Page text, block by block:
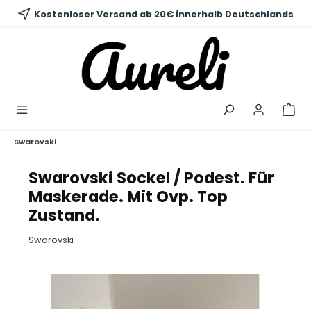
springen
Kostenloser Versand ab 20€ innerhalb Deutschlands
Swarovski
Swarovski Sockel / Podest. Für
Maskerade. Mit Ovp. Top
Zustand.
Swarovski